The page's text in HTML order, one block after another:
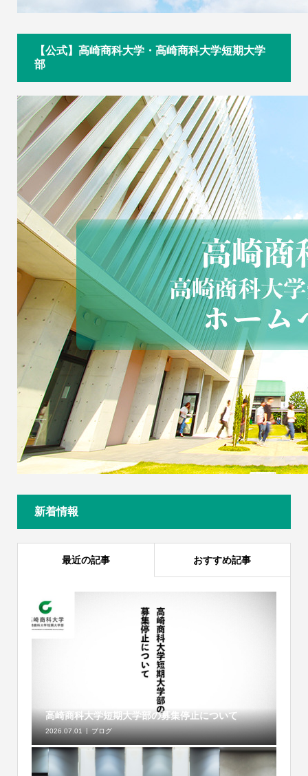
【公式】高崎商科大学・高崎商科大学短期大学
部
新着情報
最近の記事 おすすめ記事
高崎商科大学短期大学部の募集停止について
2026.07.01 ブログ